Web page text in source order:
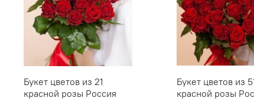
Букет цветов из 21
красной розы Россия
Букет цветов из
красной розы